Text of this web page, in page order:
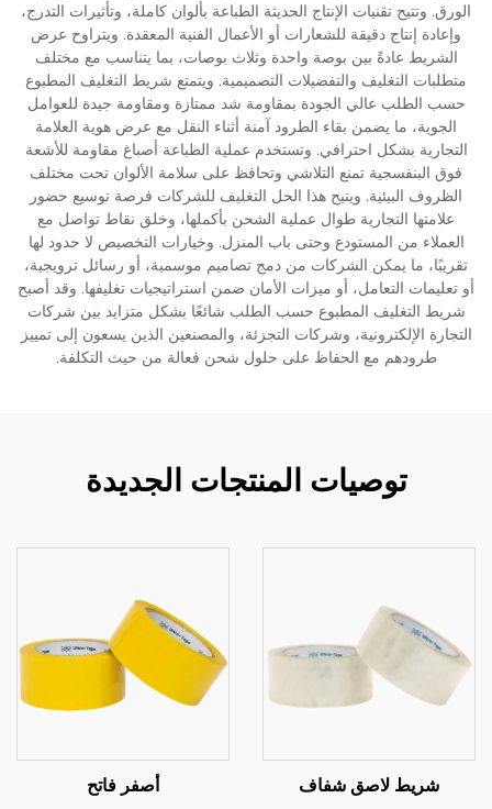
الورق. وتتيح تقنيات الإنتاج الحديثة الطباعة بألوان كاملة، وتأثيرات التدرج،
وإعادة إنتاج دقيقة للشعارات أو الأعمال الفنية المعقدة. ويتراوح عرض
الشريط عادةً بين بوصة واحدة وثلاث بوصات، بما يتناسب مع مختلف
متطلبات التغليف والتفضيلات التصميمية. ويتمتع شريط التغليف المطبوع
حسب الطلب عالي الجودة بمقاومة شد ممتازة ومقاومة جيدة للعوامل
الجوية، ما يضمن بقاء الطرود آمنة أثناء النقل مع عرض هوية العلامة
التجارية بشكل احترافي. وتستخدم عملية الطباعة أصباغ مقاومة للأشعة
فوق البنفسجية تمنع التلاشي وتحافظ على سلامة الألوان تحت مختلف
الظروف البيئية. ويتيح هذا الحل التغليف للشركات فرصة توسيع حضور
علامتها التجارية طوال عملية الشحن بأكملها، وخلق نقاط تواصل مع
العملاء من المستودع وحتى باب المنزل. وخيارات التخصيص لا حدود لها
تقريبًا، ما يمكن الشركات من دمج تصاميم موسمية، أو رسائل ترويجية،
أو تعليمات التعامل، أو ميزات الأمان ضمن استراتيجيات تغليفها. وقد أصبح
شريط التغليف المطبوع حسب الطلب شائعًا بشكل متزايد بين شركات
التجارة الإلكترونية، وشركات التجزئة، والمصنعين الذين يسعون إلى تمييز
طرودهم مع الحفاظ على حلول شحن فعالة من حيث التكلفة.
توصيات المنتجات الجديدة
شريط لاصق شفاف أصفر فاتح